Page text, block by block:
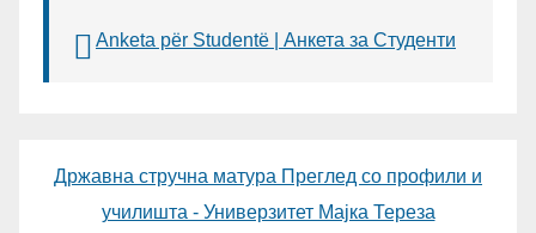
Anketa për Studentë | Анкета за Студенти
Државна стручна матура Преглед со профили и
училишта - Универзитет Мајка Тереза